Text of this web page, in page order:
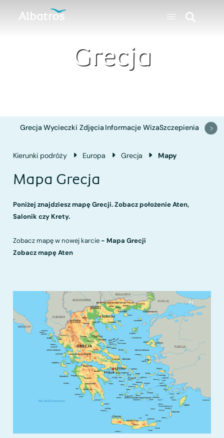
Grecja
Grecja Wycieczki Zdjęcia Informacje WizaSzczepienia
Kierunki podróży Europa Grecja Mapy
Mapa Grecja
Poniżej znajdziesz mapę Grecji. Zobacz położenie Aten,
Salonik czy Krety.
Zobacz mapę w nowej karcie - Mapa Grecji
Zobacz mapę Aten